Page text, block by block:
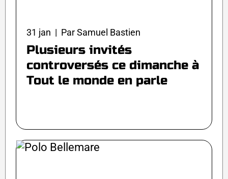
31 jan | Par Samuel Bastien
Plusieurs invités
controversés ce dimanche à
Tout le monde en parle